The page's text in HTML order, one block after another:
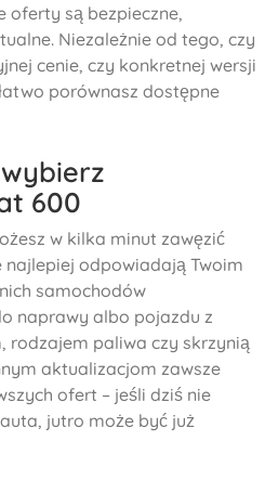
oferty są bezpieczne,
Niezależnie od tego, czy
cenie, czy konkretnej wersji
porównasz dostępne
600
w kilka minut zawęzić
odpowiadają Twoim
samochodów
naprawy albo pojazdu z
rodzajem paliwa czy skrzynią
aktualizacjom zawsze
ofert – jeśli dziś nie
jutro może być już